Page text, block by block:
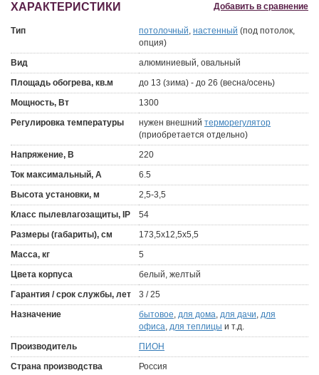
ХАРАКТЕРИСТИКИ Добавить в сравнение
Тип потолочный, настенный (под потолок,
опция)
Вид
алюминиевый, овальный
Площадь обогрева, кв.м
до 13 (зима) - до 26 (весна/осень)
Мощность, Вт
1300
Регулировка температуры
нужен внешний терморегулятор
(приобретается отдельно)
Напряжение, В
220
Ток максимальный, А
6.5
Высота установки, м
2,5-3,5
Класс пылевлагозащиты, IP
54
Размеры (габариты), см
173,5x12,5x5,5
Масса, кг
5
Цвета корпуса
белый, желтый
Гарантия / срок службы, лет
3 / 25
Назначение
бытовое, для дома, для дачи, для
офиса, для теплицы и т.д.
Производитель
ПИОН
Страна производства
Россия